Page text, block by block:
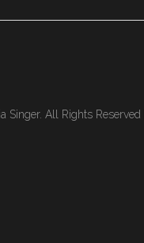
Singer. All Rights Reserved |